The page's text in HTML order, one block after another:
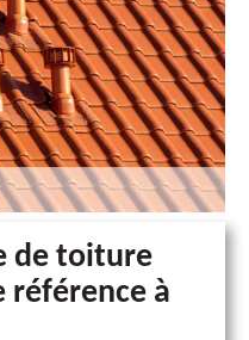
de toiture
référence à